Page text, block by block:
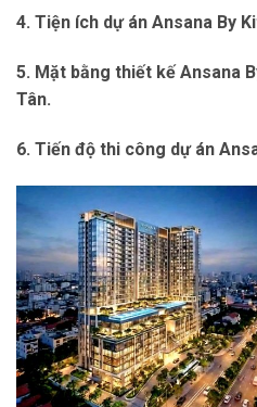
4. Tiện ích dự án Ansana By
5. Mặt bằng thiết kế Ansana
Tân.
6. Tiến độ thi công dự án